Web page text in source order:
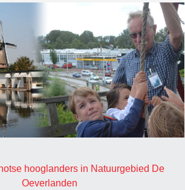
hooglanders in Natuurgebied De
Oeverlanden